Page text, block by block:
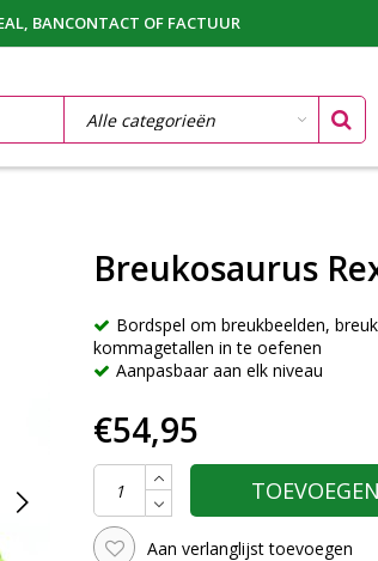
BANCONTACT OF FACTUUR
Breukosaurus
Bordspel om breukbeelden,
kommagetallen in te oefenen
Aanpasbaar aan elk niveau
€54,95
Aan verlanglijst toevoegen